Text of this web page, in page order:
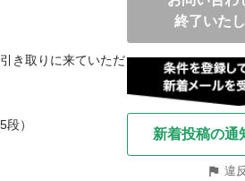
き取りに来ていただ
）
終了いた
新着投稿の通
違